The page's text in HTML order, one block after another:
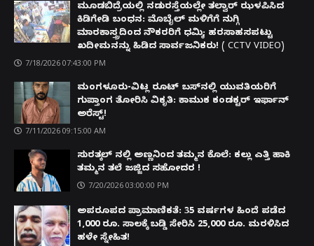
ಮೂಡಬಿದ್ರೆಯಲ್ಲಿ ನಡುರಸ್ತೆಯಲ್ಲೇ ತಲ್ವಾರ್ ಝಳಪಿಸಿದ
ಕಿಡಿಗೇಡಿ ಬಂಧನ: ಮೊಬೈಲ್ ಮಳಿಗೆಗೆ ನುಗ್ಗಿ
ಮಾರಕಾಸ್ತ್ರದಿಂದ ನೌಕರರಿಗೆ ಧಮ್ಕಿ; ಹರಸಾಹಸಪಟ್ಟು
ಖದೀಮನನ್ನು ಹಿಡಿದ ಸಾರ್ವಜನಿಕರು! ( CCTV VIDEO)
7/18/2026 07:43:00 PM
ಮಂಗಳೂರು-ವಿಟ್ಲ ರೂಟ್ ಬಸ್‌ನಲ್ಲಿ ಯುವತಿಯರಿಗೆ
ಗುಪ್ತಾಂಗ ತೋರಿಸಿ ವಿಕೃತಿ: ಕಾಮುಕ ಕಂಡಕ್ಟರ್ ಇರ್ಫಾನ್
ಅರೆಸ್ಟ್!
7/11/2026 09:15:00 AM
ಸುರತ್ಕಲ್ ನಲ್ಲಿ ಅಣ್ಣನಿಂದ ತಮ್ಮನ ಕೊಲೆ: ಕಲ್ಲು ಎತ್ತಿ ಹಾಕಿ
ತಮ್ಮನ ತಲೆ ಜಜ್ಜಿದ ಸಹೋದರ !
7/20/2026 03:00:00 PM
ಅಪರೂಪದ ಪ್ರಾಮಾಣಿಕತೆ: 35 ವರ್ಷಗಳ ಹಿಂದೆ ಪಡೆದ
1,000 ರೂ. ಸಾಲಕ್ಕೆ ಬಡ್ಡಿ ಸೇರಿಸಿ 25,000 ರೂ. ಮರಳಿಸಿದ
ಹಳೇ ಸ್ನೇಹಿತ!